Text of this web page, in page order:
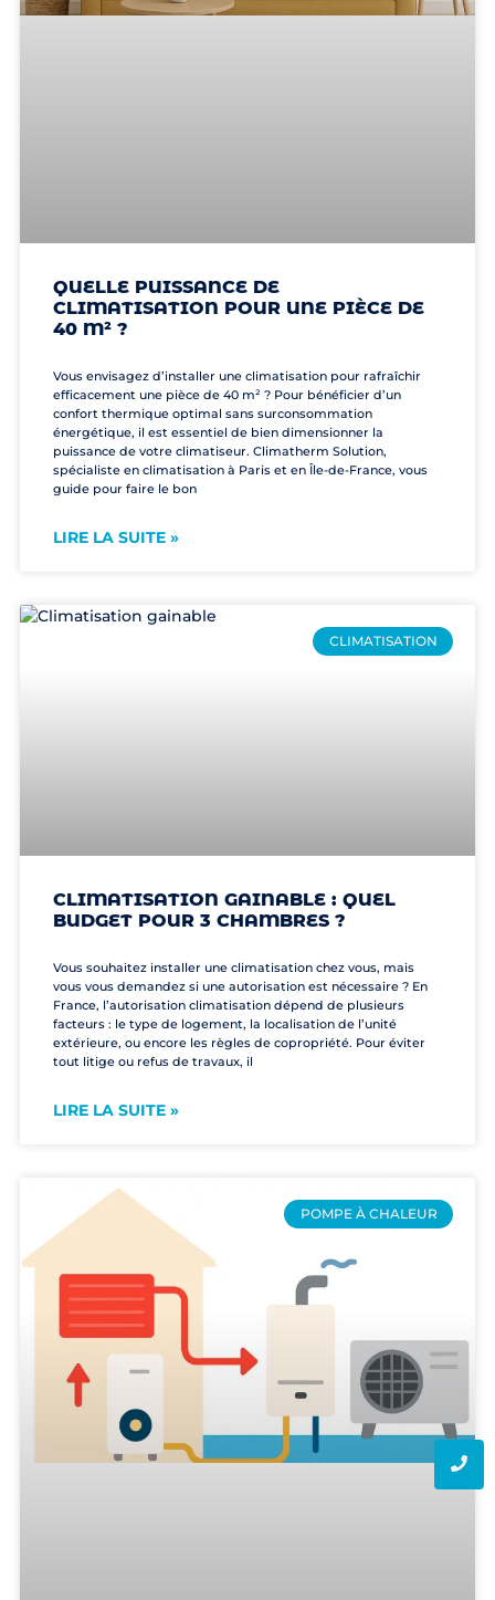
QUELLE PUISSANCE DE
CLIMATISATION POUR UNE PIÈCE DE
40 M² ?
Vous envisagez d’installer une climatisation pour rafraîchir
efficacement une pièce de 40 m² ? Pour bénéficier d’un
confort thermique optimal sans surconsommation
énergétique, il est essentiel de bien dimensionner la
puissance de votre climatiseur. Climatherm Solution,
spécialiste en climatisation à Paris et en Île-de-France, vous
guide pour faire le bon
LIRE LA SUITE »
CLIMATISATION
CLIMATISATION GAINABLE : QUEL
BUDGET POUR 3 CHAMBRES ?
Vous souhaitez installer une climatisation chez vous, mais
vous vous demandez si une autorisation est nécessaire ? En
France, l’autorisation climatisation dépend de plusieurs
facteurs : le type de logement, la localisation de l’unité
extérieure, ou encore les règles de copropriété. Pour éviter
tout litige ou refus de travaux, il
LIRE LA SUITE »
POMPE À CHALEUR